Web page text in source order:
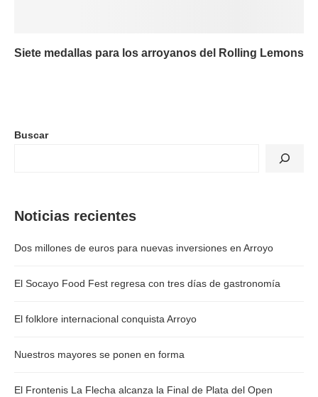
Siete medallas para los arroyanos del Rolling Lemons
Buscar
Noticias recientes
Dos millones de euros para nuevas inversiones en Arroyo
El Socayo Food Fest regresa con tres días de gastronomía
El folklore internacional conquista Arroyo
Nuestros mayores se ponen en forma
El Frontenis La Flecha alcanza la Final de Plata del Open